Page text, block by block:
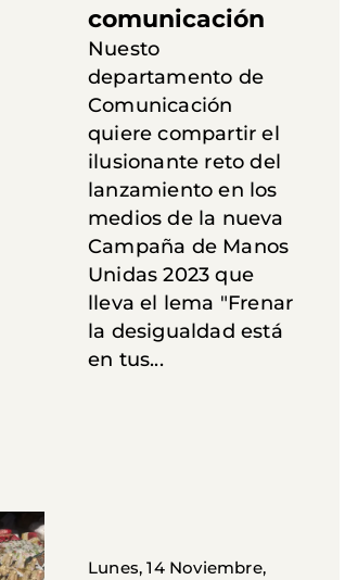
comunicación
Nuesto
departamento de
Comunicación
quiere compartir el
ilusionante reto del
lanzamiento en los
medios de la nueva
Campaña de Manos
Unidas 2023 que
lleva el lema "Frenar
la desigualdad está
en tus...
Lunes, 14 Noviembre,